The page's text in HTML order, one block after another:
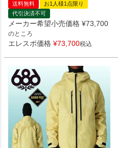
送料無料
お1人様1点限り
代引決済不可
メーカー希望小売価格 ¥73,700
のところ
エレスポ価格 ¥73,700税込